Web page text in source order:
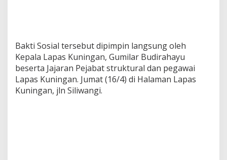
Bakti Sosial tersebut dipimpin langsung oleh
Kepala Lapas Kuningan, Gumilar Budirahayu
beserta Jajaran Pejabat struktural dan pegawai
Lapas Kuningan. Jumat (16/4) di Halaman Lapas
Kuningan, jln Siliwangi.